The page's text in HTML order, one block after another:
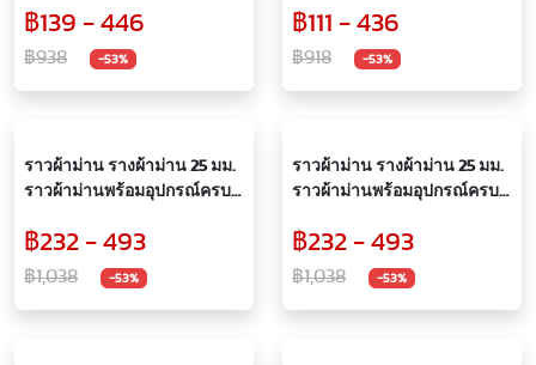
มิเนียมแท้ 100%
฿139 - 446
฿938 -53%
อุปกรณ์สีทอง
฿111 - 436
฿918 -53%
ราวผ้าม่าน รางผ้าม่าน 25 มม.
ราวผ้าม่านพร้อมอุปกรณ์ครบ
฿232 - 493
฿1,038 -53%
ราวผ้าม่าน รางผ้าม่าน 25 มม.
ราวผ้าม่านพร้อมอุปกรณ์ครบ
฿232 - 493
฿1,038 -53%